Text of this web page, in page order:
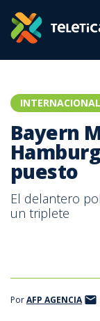
INTERNACIONAL
Bayern
puesto
El delantero
un triplete
PorAFP AGENCIA